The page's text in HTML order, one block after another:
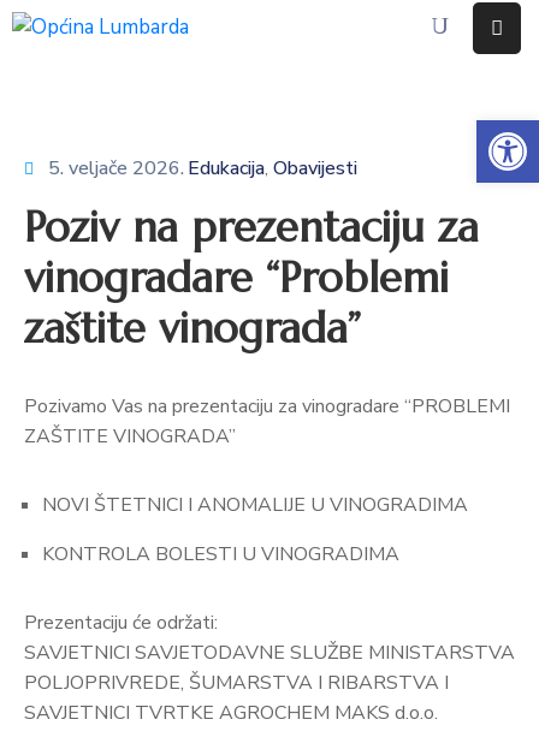
O
Lokalna
samouprava
Proračun
Javna
Javni
pozivi,
novosti
Adresar
5. veljače 2026. Edukacija‚ Obavijesti
Poziv na prezentaciju za
vinogradare “Problemi
zaštite vinograda”
Pozivamo Vas na prezentaciju za vinogradare “PROBLEMI
ZAŠTITE VINOGRADA”
NOVI ŠTETNICI I ANOMALIJE U VINOGRADIMA
KONTROLA BOLESTI U VINOGRADIMA
Prezentaciju će održati:
SAVJETNICI SAVJETODAVNE SLUŽBE MINISTARSTVA
POLJOPRIVREDE, ŠUMARSTVA I RIBARSTVA I
SAVJETNICI TVRTKE AGROCHEM MAKS d.o.o.